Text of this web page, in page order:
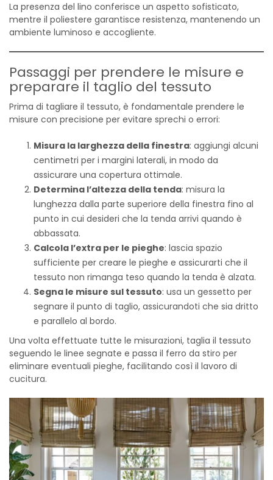
La presenza del lino conferisce un aspetto sofisticato,
mentre il poliestere garantisce resistenza, mantenendo un
ambiente luminoso e accogliente.
Passaggi per prendere le misure e
preparare il taglio del tessuto
Prima di tagliare il tessuto, è fondamentale prendere le
misure con precisione per evitare sprechi o errori:
Misura la larghezza della finestra: aggiungi alcuni
centimetri per i margini laterali, in modo da
assicurare una copertura ottimale.
Determina l’altezza della tenda: misura la
lunghezza dalla parte superiore della finestra fino al
punto in cui desideri che la tenda arrivi quando è
abbassata.
Calcola l’extra per le pieghe: lascia spazio
sufficiente per creare le pieghe e assicurarti che il
tessuto non rimanga teso quando la tenda è alzata.
Segna le misure sul tessuto: usa un gessetto per
segnare il punto di taglio, assicurandoti che sia dritto
e parallelo al bordo.
Una volta effettuate tutte le misurazioni, taglia il tessuto
seguendo le linee segnate e passa il ferro da stiro per
eliminare eventuali pieghe, facilitando così il lavoro di
cucitura.